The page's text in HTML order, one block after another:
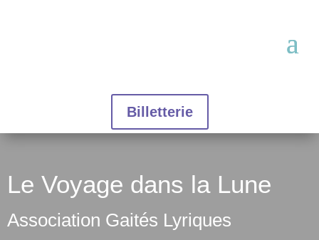
Billetterie
Le Voyage dans la Lune
Association Gaités Lyriques